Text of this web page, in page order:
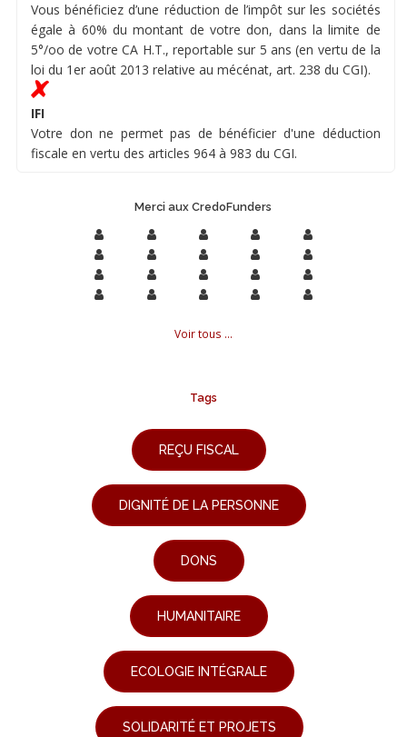
Vous bénéficiez d’une réduction de l’impôt sur les sociétés
égale à 60% du montant de votre don, dans la limite de
5°/oo de votre CA H.T., reportable sur 5 ans (en vertu de la
loi du 1er août 2013 relative au mécénat, art. 238 du CGI).
IFI
Votre don ne permet pas de bénéficier d'une déduction
fiscale en vertu des articles 964 à 983 du CGI.
Merci aux CredoFunders
Voir tous ...
Tags
REÇU FISCAL
DIGNITÉ DE LA PERSONNE
DONS
HUMANITAIRE
ECOLOGIE INTÉGRALE
SOLIDARITÉ ET PROJETS